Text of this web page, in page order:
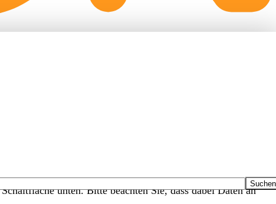
unten. Bitte beachten Sie, dass dabei Daten an